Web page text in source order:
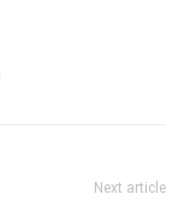
Next article